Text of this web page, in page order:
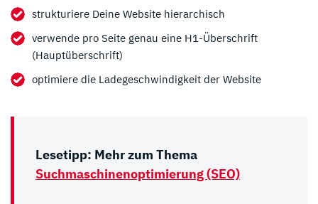
strukturiere Deine Website hierarchisch
verwende pro Seite genau eine H1-Überschrift
(Hauptüberschrift)
optimiere die Ladegeschwindigkeit der Website
Lesetipp: Mehr zum Thema
Suchmaschinenoptimierung (SEO)